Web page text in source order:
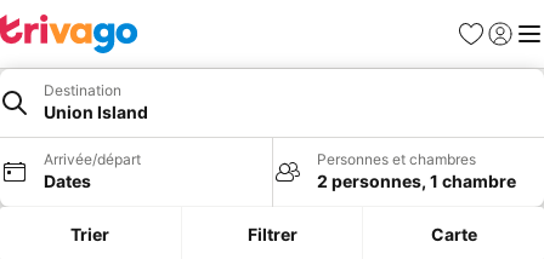
Favoris
Se
Destination
Union Island
Arrivée/départ
Dates
Personnes et chambres
2 personnes, 1 chambre
Trier Filtrer Carte